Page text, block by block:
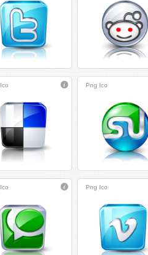
Ico Png Ico
Ico Png Ico